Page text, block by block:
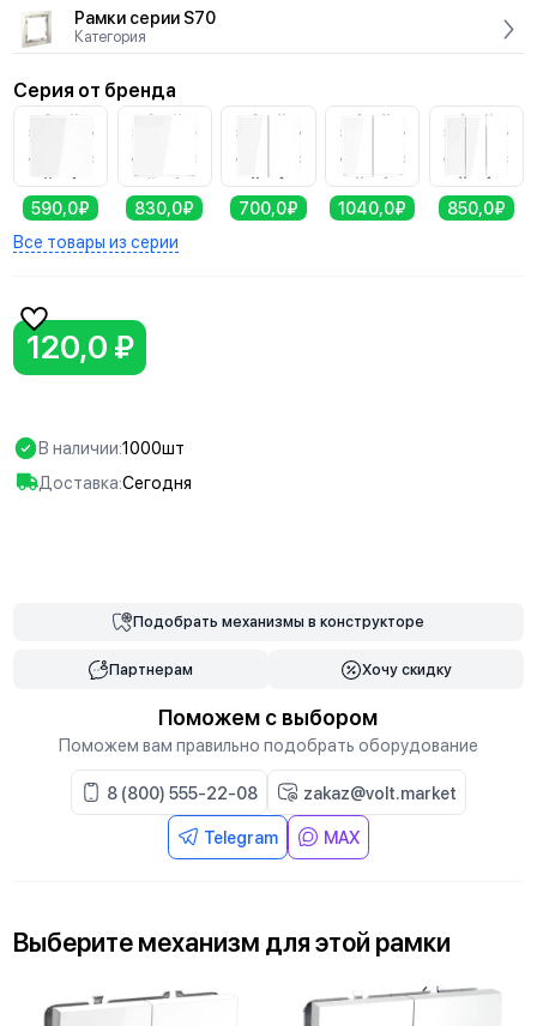
Рамки серии S70
Категория
Серия от бренда
590,0₽ 830,0₽ 700,0₽ 1040,0₽
850,0₽
Все товары из серии
120,0 ₽
В наличии:1000шт
Доставка:Сегодня
Подобрать механизмыв конструкторе
Партнерам Хочу скидку
Поможем с выбором
Поможем вам правильно подобрать оборудование
8 (800) 555-22-08 zakaz@volt.market
Telegram MAX
Выберитемеханизм дляэтой рамки